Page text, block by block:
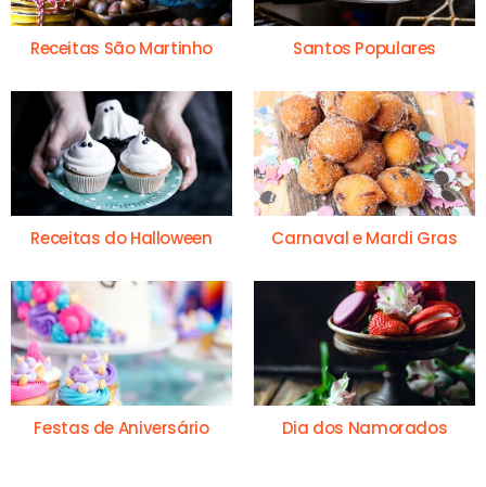
Receitas São Martinho Santos Populares
Receitas do Halloween Carnaval e Mardi Gras
Festas de Aniversário Dia dos Namorados